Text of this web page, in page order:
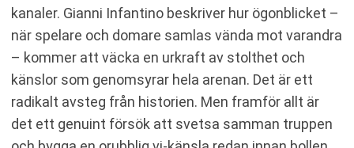
kanaler. Gianni Infantino beskriver hur ögonblicket –
när spelare och domare samlas vända mot varandra
– kommer att väcka en urkraft av stolthet och
känslor som genomsyrar hela arenan. Det är ett
radikalt avsteg från historien. Men framför allt är
det ett genuint försök att svetsa samman truppen